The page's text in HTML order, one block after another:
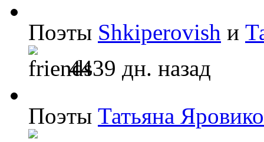
Поэты Shkiperovish и
4439 дн. назад
Поэты Татьяна